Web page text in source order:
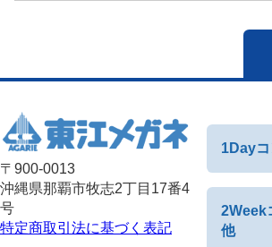
〒900-0013
沖縄県那覇市牧志2丁目17番4
号
特定商取引法に基づく表記
1Dayコ
2Week
他